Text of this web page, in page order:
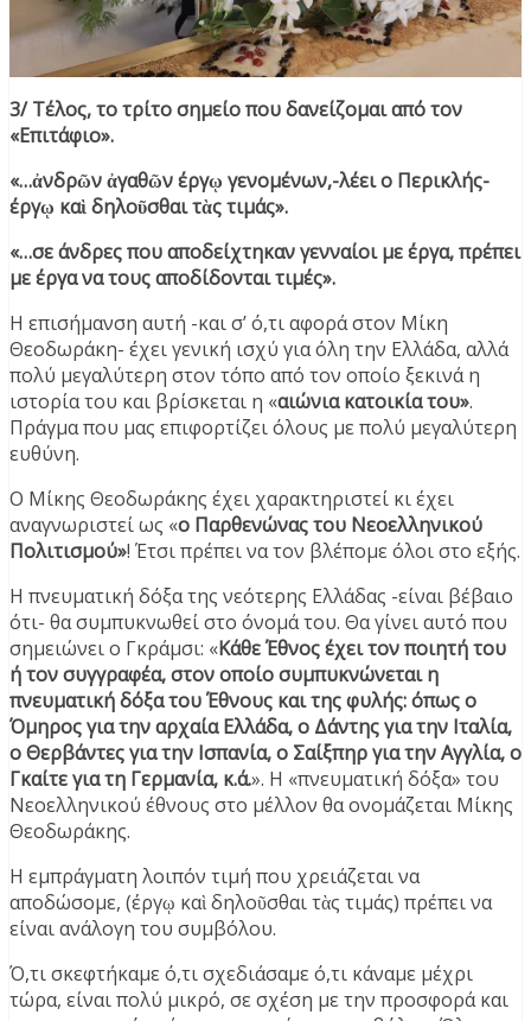
3/ Τέλος, το τρίτο σημείο που δανείζομαι από τον
«Επιτάφιο».
«…ἀνδρῶν ἀγαθῶν έργῳ γενομένων,-λέει ο Περικλής-
έργῳ καὶ δηλοῦσθαι τὰς τιμάς».
«…σε άνδρες που αποδείχτηκαν γενναίοι με έργα, πρέπει
με έργα να τους αποδίδονται τιμές».
Η επισήμανση αυτή -και σ’ ό,τι αφορά στον Μίκη
Θεοδωράκη- έχει γενική ισχύ για όλη την Ελλάδα, αλλά
πολύ μεγαλύτερη στον τόπο από τον οποίο ξεκινά η
ιστορία του και βρίσκεται η «αιώνια κατοικία του».
Πράγμα που μας επιφορτίζει όλους με πολύ μεγαλύτερη
ευθύνη.
Ο Μίκης Θεοδωράκης έχει χαρακτηριστεί κι έχει
αναγνωριστεί ως «ο Παρθενώνας του Νεοελληνικού
Πολιτισμού»! Έτσι πρέπει να τον βλέπομε όλοι στο εξής.
Η πνευματική δόξα της νεότερης Ελλάδας -είναι βέβαιο
ότι- θα συμπυκνωθεί στο όνομά του. Θα γίνει αυτό που
σημειώνει ο Γκράμσι: «Κάθε Έθνος έχει τον ποιητή του
ή τον συγγραφέα, στον οποίο συμπυκνώνεται η
πνευματική δόξα του Έθνους και της φυλής: όπως ο
Όμηρος για την αρχαία Ελλάδα, ο Δάντης για την Ιταλία,
ο Θερβάντες για την Ισπανία, ο Σαίξπηρ για την Αγγλία, ο
Γκαίτε για τη Γερμανία, κ.ά.». Η «πνευματική δόξα» του
Νεοελληνικού έθνους στο μέλλον θα ονομάζεται Μίκης
Θεοδωράκης.
Η εμπράγματη λοιπόν τιμή που χρειάζεται να
αποδώσομε, (έργῳ καὶ δηλοῦσθαι τὰς τιμάς) πρέπει να
είναι ανάλογη του συμβόλου.
Ό,τι σκεφτήκαμε ό,τι σχεδιάσαμε ό,τι κάναμε μέχρι
τώρα, είναι πολύ μικρό, σε σχέση με την προσφορά και